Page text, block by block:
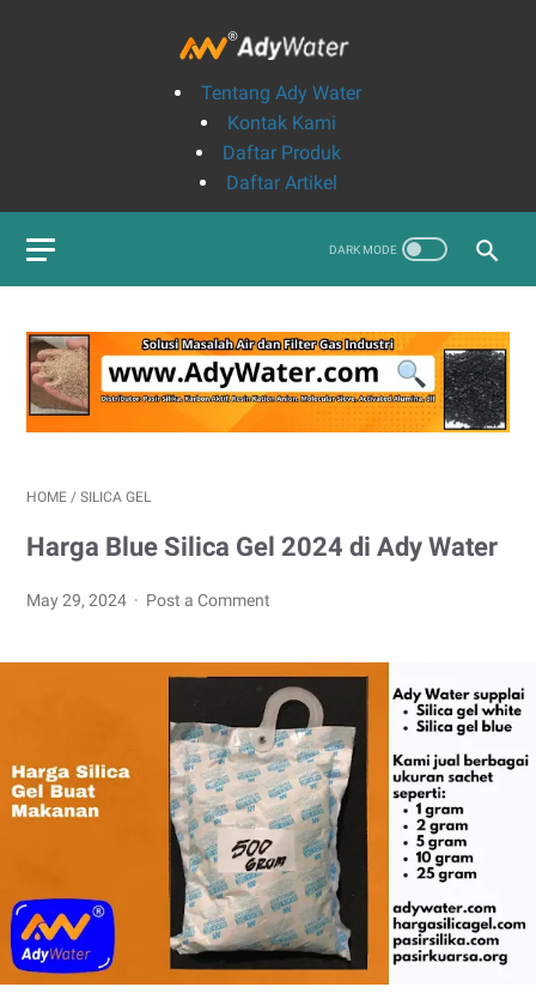
Tentang Ady Water
Kontak Kami
Daftar Produk
Daftar Artikel
HOME / SILICA GEL
Harga Blue Silica Gel 2024 di Ady Water
May 29, 2024 Post a Comment